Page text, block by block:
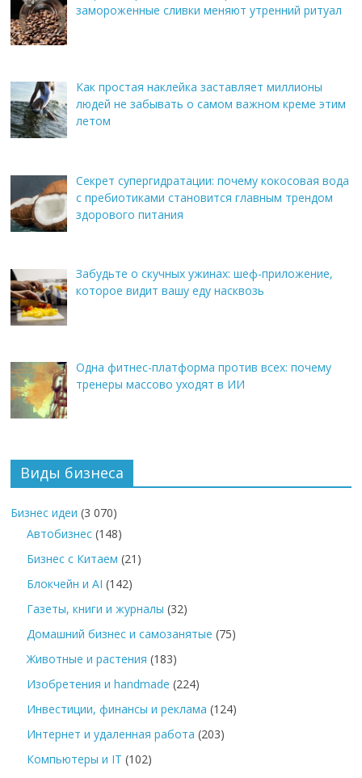
замороженные сливки меняют утренний ритуал
Как простая наклейка заставляет миллионы
людей не забывать о самом важном креме этим
летом
Секрет супергидратации: почему кокосовая вода
с пребиотиками становится главным трендом
здорового питания
Забудьте о скучных ужинах: шеф-приложение,
которое видит вашу еду насквозь
Одна фитнес-платформа против всех: почему
тренеры массово уходят в ИИ
Виды бизнеса
Бизнес идеи (3 070)
Автобизнес (148)
Бизнес с Китаем (21)
Блокчейн и AI (142)
Газеты, книги и журналы (32)
Домашний бизнес и самозанятые (75)
Животные и растения (183)
Изобретения и handmade (224)
Инвестиции, финансы и реклама (124)
Интернет и удаленная работа (203)
Компьютеры и IT (102)